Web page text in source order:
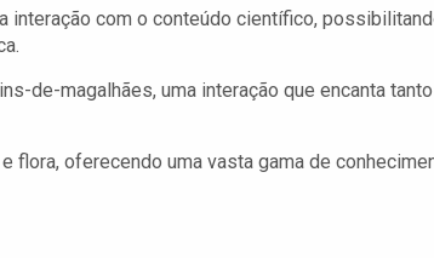
interação com o conteúdo científico,
de-magalhães, uma interação que encanta tanto
flora, oferecendo uma vasta gama de